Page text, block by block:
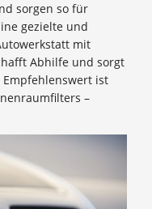
sorgen so für
gezielte und
mit
Abhilfe und sorgt
ist
–